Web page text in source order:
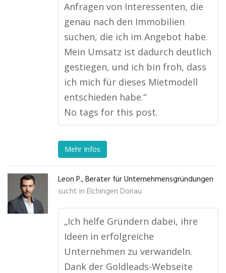
Anfragen von Interessenten, die
genau nach den Immobilien
suchen, die ich im Angebot habe.
Mein Umsatz ist dadurch deutlich
gestiegen, und ich bin froh, dass
ich mich für dieses Mietmodell
entschieden habe.“
No tags for this post.
Mehr Infos
Leon P., Berater für Unternehmensgründungen
sucht in Elchingen Donau
„Ich helfe Gründern dabei, ihre
Ideen in erfolgreiche
Unternehmen zu verwandeln.
Dank der Goldleads-Webseite